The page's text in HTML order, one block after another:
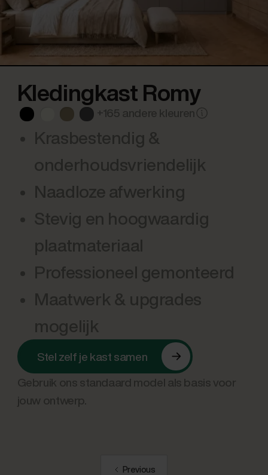
Kledingkast Romy
+165 andere kleuren
Krasbestendig &
onderhoudsvriendelijk
Naadloze afwerking
Stevig en hoogwaardig
plaatmateriaal
Professioneel gemonteerd
Maatwerk & upgrades
mogelijk
Stel zelf je kast samen
Gebruik ons standaard model als basis voor
jouw ontwerp.
Previous